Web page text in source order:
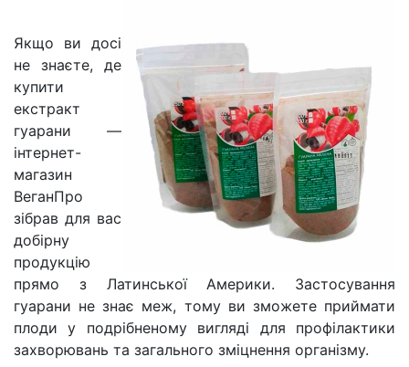
Якщо ви досі
не знаєте, де
купити
екстракт
гуарани —
інтернет-
магазин
ВеганПро
зібрав для вас
добірну
продукцію
прямо з Латинської Америки. Застосування
гуарани не знає меж, тому ви зможете приймати
плоди у подрібненому вигляді для профілактики
захворювань та загального зміцнення організму.